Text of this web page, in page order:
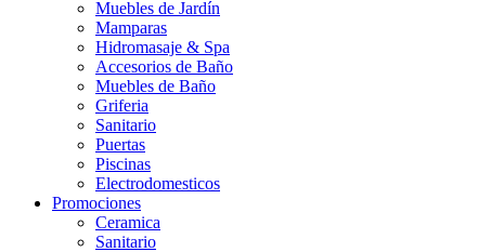
Muebles de Jardín
Mamparas
Hidromasaje & Spa
Accesorios de Baño
Muebles de Baño
Griferia
Sanitario
Puertas
Piscinas
Electrodomesticos
Promociones
Ceramica
Sanitario